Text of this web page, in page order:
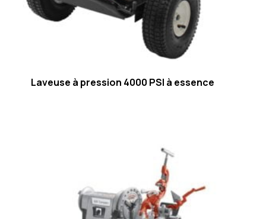
Laveuse à pression 4000 PSI à essence